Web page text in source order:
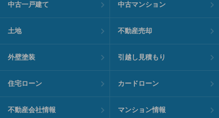
中古一戸建て 中古マンション
土地 不動産売却
外壁塗装 引越し見積もり
住宅ローン カードローン
不動産会社情報 マンション情報